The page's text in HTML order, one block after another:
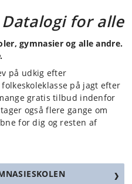
Datalogi for alle
gymnasier og alle andre.
.
på udkig efter
på jagt efter
gratis tilbud indenfor
også flere gange om
for dig og resten af